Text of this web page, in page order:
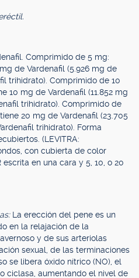
Comprimido de 5 mg:
de Vardenafil (5.926 mg de
trihidrato). Comprimido de 10
10 mg de Vardenafil (11.852 mg
trihidrato). Comprimido de
20 mg de Vardenafil (23.705
trihidrato). Forma
(LEVITRA:
con cubierta de color
en una cara y 5, 10, o 20
La erección del pene es un
en la relajación de la
y de sus arteriolas
sexual, de las terminaciones
se libera óxido nítrico (NO), el
ciclasa, aumentando el nivel de